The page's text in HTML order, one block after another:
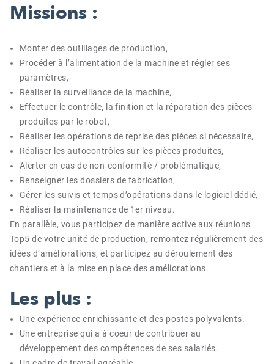
Missions :
Monter des outillages de production,
Procéder à l’alimentation de la machine et régler ses
paramètres,
Réaliser la surveillance de la machine,
Effectuer le contrôle, la finition et la réparation des pièces
produites par le robot,
Réaliser les opérations de reprise des pièces si nécessaire,
Réaliser les autocontrôles sur les pièces produites,
Alerter en cas de non-conformité / problématique,
Renseigner les dossiers de fabrication,
Gérer les suivis et temps d’opérations dans le logiciel dédié,
Réaliser la maintenance de 1er niveau.
En parallèle, vous participez de manière active aux réunions
Top5 de votre unité de production, remontez régulièrement des
idées d’améliorations, et participez au déroulement des
chantiers et à la mise en place des améliorations.
Les plus :
Une expérience enrichissante et des postes polyvalents.
Une entreprise qui a à coeur de contribuer au
développement des compétences de ses salariés.